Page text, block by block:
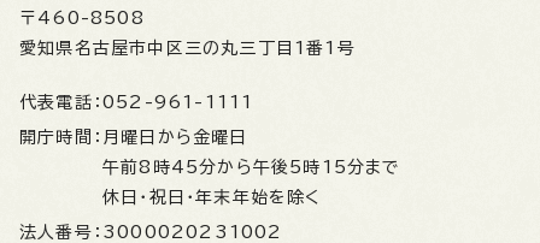
〒460-8508
愛知県名古屋市中区三の丸三丁目1番1号
代表電話： 052-961-1111
開庁時間： 月曜日から金曜日
午前8時45分から午後5時15分まで
休日・祝日・年末年始を除く
法人番号： 3000020231002